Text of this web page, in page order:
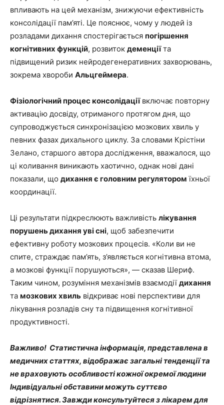
впливають на цей механізм, знижуючи ефективність
консолідації пам’яті. Це пояснює, чому у людей із
розладами дихання спостерігається погіршення
когнітивних функцій, розвиток деменціїта
підвищений ризик нейродегенеративних захворювань,
зокрема хвороби Альцгеймера.
Фізіологічний процес консолідаціївключає повторну
активацію досвіду, отриманого протягом дня, що
супроводжується синхронізацією мозкових хвиль у
певних фазах дихального циклу. За словами Крістіни
Зелано, старшого автора дослідження, вважалося, що
ці коливання виникають хаотично, однак нові дані
показали, що дихання є головним регулятором їхньої
координації.
Ці результати підкреслюють важливість лікування
порушень дихання уві сні, щоб забезпечити
ефективну роботу мозкових процесів. «Коли ви не
спите, страждає пам’ять, з’являється когнітивна втома,
а мозкові функції порушуються», — сказав Шериф.
Таким чином, розуміння механізмів взаємодії дихання
та мозкових хвиль відкриває нові перспективи для
лікування розладів сну та підвищення когнітивної
продуктивності.
Важливо! Статистична інформація, представлена в
медичних статтях, відображає загальні тенденції та
не враховують особливості кожної окремої людини
Індивідуальні обставини можуть суттєво
відрізнятися. Завжди консультуйтеся з лікарем для